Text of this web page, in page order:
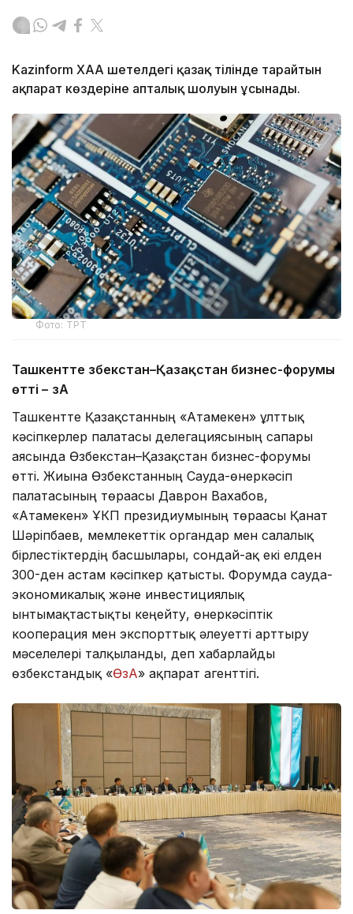
Kazinform ХАА шетелдегі қазақ тілінде тарайтын
ақпарат көздеріне апталық шолуын ұсынады.
Фото: ТРТ
Ташкентте Өзбекстан–Қазақстан бизнес-форумы
өтті – ӨзА
Ташкентте Қазақстанның «Атамекен» ұлттық
кәсіпкерлер палатасы делегациясының сапары
аясында Өзбекстан–Қазақстан бизнес-форумы
өтті. Жиынға Өзбекстанның Сауда-өнеркәсіп
палатасының төрағасы Даврон Вахабов,
«Атамекен» ҰКП президиумының төрағасы Қанат
Шәріпбаев, мемлекеттік органдар мен салалық
бірлестіктердің басшылары, сондай-ақ екі елден
300-ден астам кәсіпкер қатысты. Форумда сауда-
экономикалық және инвестициялық
ынтымақтастықты кеңейту, өнеркәсіптік
кооперация мен экспорттық әлеуетті арттыру
мәселелері талқыланды, деп хабарлайды
өзбекстандық «ӨзА» ақпарат агенттігі.